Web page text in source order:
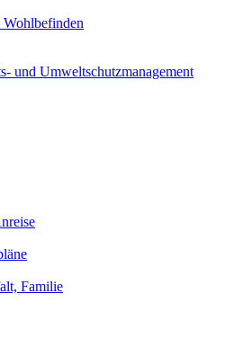
und Umweltschutzmanagement
Familie